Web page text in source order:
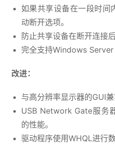
如果共享设备在一段时间
动断开选项。
防止共享设备在断开连接
完全支持Windows Server
改进：
与高分辨率显示器的GUI兼
USB Network Gate服务
的性能。
驱动程序使用WHQL进行数